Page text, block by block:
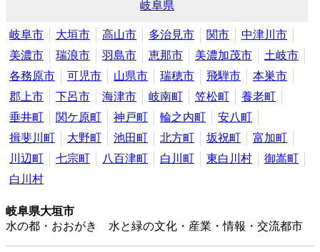
岐阜県
岐阜市 大垣市 高山市 多治見市 関市
中津川市
美濃市
瑞浪市 羽島市 恵那市 美濃加茂市
土岐市
各務原市
可児市 山県市 瑞穂市 飛騨市
本巣市
郡上市
下呂市 海津市 岐南町 笠松町
養老町
垂井町
関ケ原町 神戸町 輪之内町
安八町
揖斐川町
大野町 池田町 北方町 坂祝町
富加町
川辺町
七宗町 八百津町 白川町 東白川村
御嵩町
白川村
岐阜県大垣市
水の都・おおがき 水と緑の文化・産業・情報・交流都市